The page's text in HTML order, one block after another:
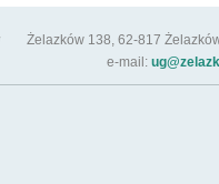
Żelazków 138, 62-817 Żelazków
e-mail: